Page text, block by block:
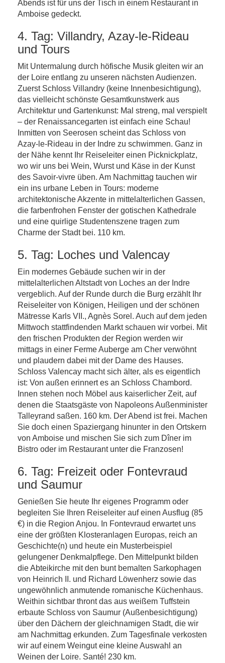
Abends ist für uns der Tisch in einem Restaurant in
Amboise gedeckt.
4. Tag: Villandry, Azay-le-Rideau
und Tours
Mit Untermalung durch höfische Musik gleiten wir an
der Loire entlang zu unseren nächsten Audienzen.
Zuerst Schloss Villandry (keine Innenbesichtigung),
das vielleicht schönste Gesamtkunstwerk aus
Architektur und Gartenkunst: Mal streng, mal verspielt
– der Renaissancegarten ist einfach eine Schau!
Inmitten von Seerosen scheint das Schloss von
Azay-le-Rideau in der Indre zu schwimmen. Ganz in
der Nähe kennt Ihr Reiseleiter einen Picknickplatz,
wo wir uns bei Wein, Wurst und Käse in der Kunst
des Savoir-vivre üben. Am Nachmittag tauchen wir
ein ins urbane Leben in Tours: moderne
architektonische Akzente in mittelalterlichen Gassen,
die farbenfrohen Fenster der gotischen Kathedrale
und eine quirlige Studentenszene tragen zum
Charme der Stadt bei. 110 km.
5. Tag: Loches und Valencay
Ein modernes Gebäude suchen wir in der
mittelalterlichen Altstadt von Loches an der Indre
vergeblich. Auf der Runde durch die Burg erzählt Ihr
Reiseleiter von Königen, Heiligen und der schönen
Mätresse Karls VII., Agnès Sorel. Auch auf dem jeden
Mittwoch stattfindenden Markt schauen wir vorbei. Mit
den frischen Produkten der Region werden wir
mittags in einer Ferme Auberge am Cher verwöhnt
und plaudern dabei mit der Dame des Hauses.
Schloss Valencay macht sich älter, als es eigentlich
ist: Von außen erinnert es an Schloss Chambord.
Innen stehen noch Möbel aus kaiserlicher Zeit, auf
denen die Staatsgäste von Napoleons Außenminister
Talleyrand saßen. 160 km. Der Abend ist frei. Machen
Sie doch einen Spaziergang hinunter in den Ortskern
von Amboise und mischen Sie sich zum Dîner im
Bistro oder im Restaurant unter die Franzosen!
6. Tag: Freizeit oder Fontevraud
und Saumur
Genießen Sie heute Ihr eigenes Programm oder
begleiten Sie Ihren Reiseleiter auf einen Ausflug (85
€) in die Region Anjou. In Fontevraud erwartet uns
eine der größten Klosteranlagen Europas, reich an
Geschichte(n) und heute ein Musterbeispiel
gelungener Denkmalpflege. Den Mittelpunkt bilden
die Abteikirche mit den bunt bemalten Sarkophagen
von Heinrich II. und Richard Löwenherz sowie das
ungewöhnlich anmutende romanische Küchenhaus.
Weithin sichtbar thront das aus weißem Tuffstein
erbaute Schloss von Saumur (Außenbesichtigung)
über den Dächern der gleichnamigen Stadt, die wir
am Nachmittag erkunden. Zum Tagesfinale verkosten
wir auf einem Weingut eine kleine Auswahl an
Weinen der Loire. Santé! 230 km.